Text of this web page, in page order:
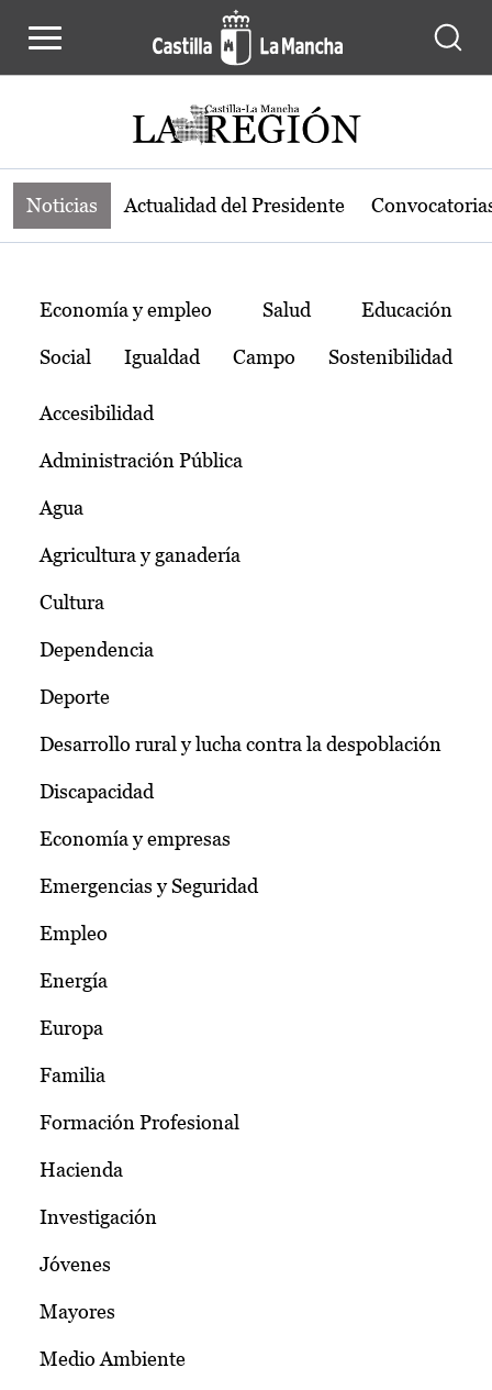
Noticias de la región de Castilla-La
Noticias Actualidad del Presidente
Temas
Economía y empleo Salud Educación
Social Igualdad Campo Sostenibilidad
Accesibilidad
Administración Pública
Agua
Agricultura y ganadería
Cultura
Dependencia
Deporte
Desarrollo rural y lucha contra la despoblación
Discapacidad
Economía y empresas
Emergencias y Seguridad
Empleo
Energía
Europa
Familia
Formación Profesional
Hacienda
Investigación
Jóvenes
Mayores
Medio Ambiente